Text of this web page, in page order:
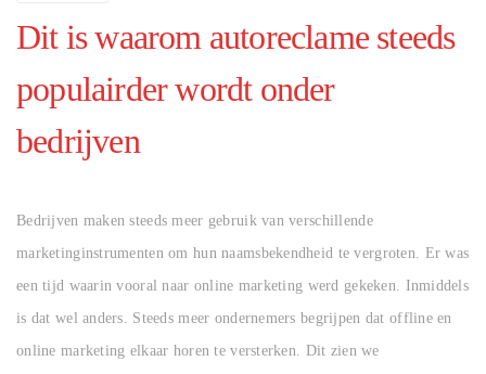
Dit is waarom autoreclame steeds
populairder wordt onder
bedrijven
Bedrijven maken steeds meer gebruik van verschillende
marketinginstrumenten om hun naamsbekendheid te vergroten. Er was
een tijd waarin vooral naar online marketing werd gekeken. Inmiddels
is dat wel anders. Steeds meer ondernemers begrijpen dat offline en
online marketing elkaar horen te versterken. Dit zien we